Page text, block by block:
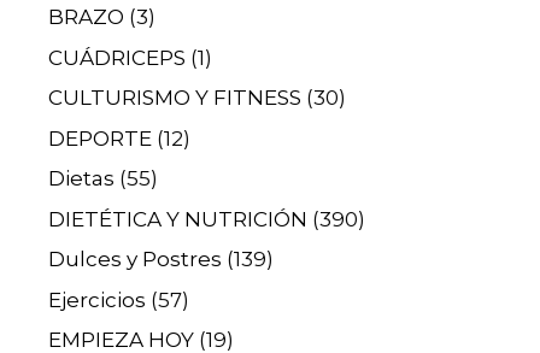
BRAZO (3)
CUÁDRICEPS (1)
CULTURISMO Y FITNESS (30)
DEPORTE (12)
Dietas (55)
DIETÉTICA Y NUTRICIÓN (390)
Dulces y Postres (139)
Ejercicios (57)
EMPIEZA HOY (19)